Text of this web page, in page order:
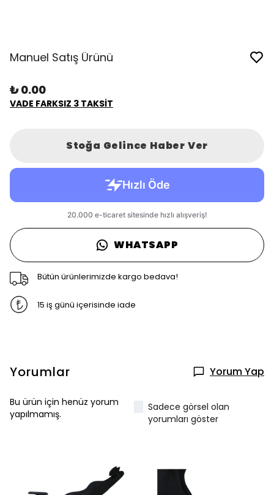
Manuel Satış Ürünü
₺ 0.00
VADE FARKSIZ 3 TAKSİT
Stoğa Gelince Haber Ver
WHATSAPP
Bütün ürünlerimizde kargo bedava!
15 iş günü içerisinde iade
Yorumlar Yorum Yap
Bu ürün için henüz yorum
yapılmamış.
Sadece görsel olan
yorumları göster